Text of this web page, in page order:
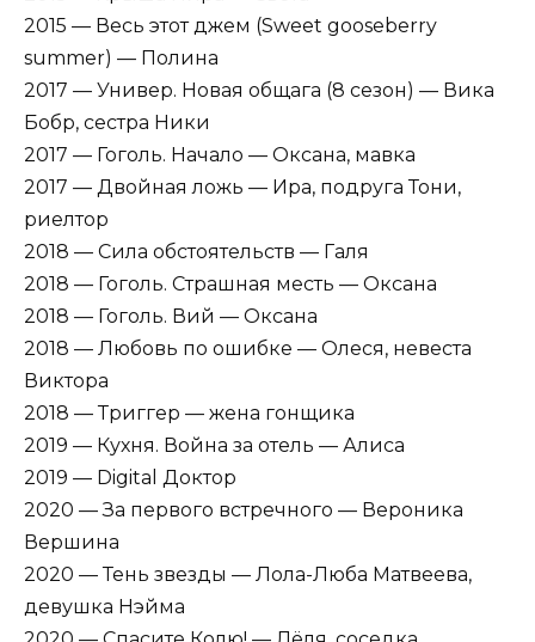
2015 — Весь этот джем (Sweet gooseberry
summer) — Полина
2017 — Универ. Новая общага (8 сезон) — Вика
Бобр, сестра Ники
2017 — Гоголь. Начало — Оксана, мавка
2017 — Двойная ложь — Ира, подруга Тони,
риелтор
2018 — Сила обстоятельств — Галя
2018 — Гоголь. Страшная месть — Оксана
2018 — Гоголь. Вий — Оксана
2018 — Любовь по ошибке — Олеся, невеста
Виктора
2018 — Триггер — жена гонщика
2019 — Кухня. Война за отель — Алиса
2019 — Digital Доктор
2020 — За первого встречного — Вероника
Вершина
2020 — Тень звезды — Лола-Люба Матвеева,
девушка Нэйма